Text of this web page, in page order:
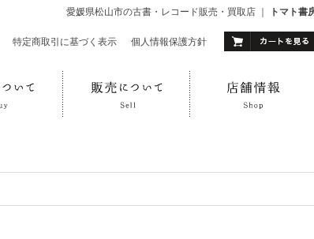
愛媛県松山市の古書・レコード販売・買取店 ｜ トマト書
特定商取引に基づく表示 個人情報保護方針